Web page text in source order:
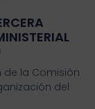
de la Comisión
del